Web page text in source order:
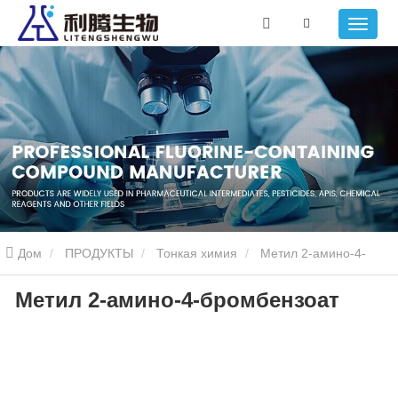
Дом ПРОДУКТЫ Тонкая химия
бромбензоат
Метил 2-амино-4-бромбензоат